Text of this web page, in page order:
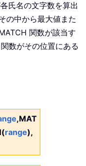
氏名の文字数を算出
の中から最大値また
関数が該当す
数がその位置にある
,MAT
range),